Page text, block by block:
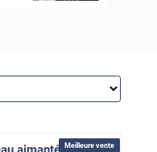
Meilleure vente